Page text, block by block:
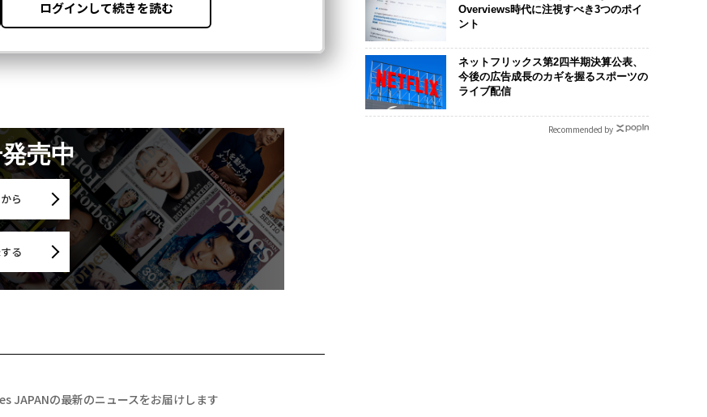
売中
ら
る
JAPANの最新のニュースをお届けします
Overviews時代に注視すべき3つのポイ
ント
ネットフリックス第2四半期決算公表、
今後の広告成長のカギを握るスポーツの
ライブ配信
Recommended by